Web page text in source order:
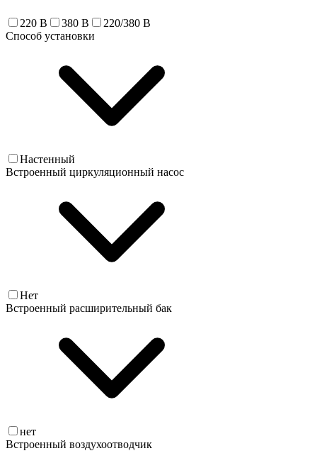
220 В 380 В
220/380 В
Способ установки
Настенный
Встроенный циркуляционный насос
Нет
Встроенный расширительный бак
нет
Встроенный воздухоотводчик